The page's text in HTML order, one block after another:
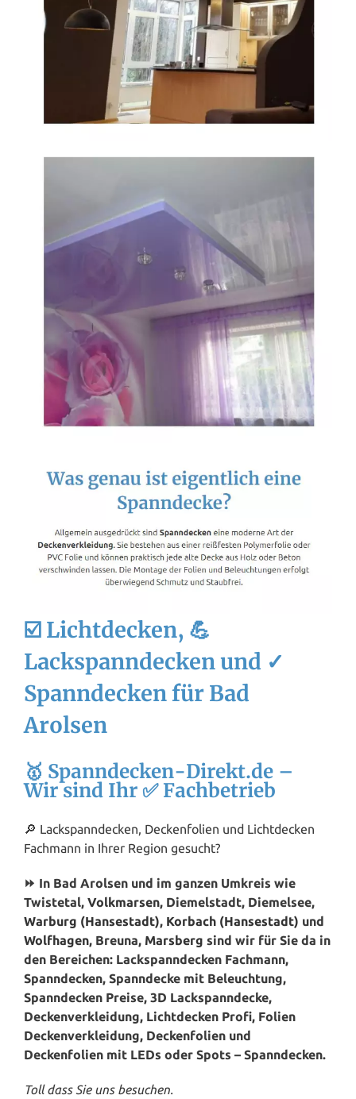
☑️ Lichtdecken, 💪
Lackspanndecken und ✓
Spanndecken für Bad
Arolsen
🥇 Spanndecken-Direkt.de –
Wir sind Ihr ✅ Fachbetrieb
🔎 Lackspanndecken, Deckenfolien und Lichtdecken
Fachmann in Ihrer Region gesucht?
⏩ In Bad Arolsen und im ganzen Umkreis wie
Twistetal, Volkmarsen, Diemelstadt, Diemelsee,
Warburg (Hansestadt), Korbach (Hansestadt) und
Wolfhagen, Breuna, Marsberg sind wir für Sie da in
den Bereichen: Lackspanndecken Fachmann,
Spanndecken, Spanndecke mit Beleuchtung,
Spanndecken Preise, 3D Lackspanndecke,
Deckenverkleidung, Lichtdecken Profi, Folien
Deckenverkleidung, Deckenfolien und
Deckenfolien mit LEDs oder Spots – Spanndecken.
Toll dass Sie uns besuchen.